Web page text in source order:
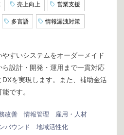
売上向上 営業支援
多言語 情報漏洩対策
すいシステムをオーダーメイド
設計・開発・運用まで一貫対応
を実現します。また、補助金活
です。
改善 情報管理
雇用・人材
バウンド
地域活性化